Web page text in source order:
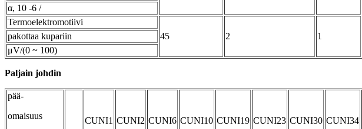
α, 10 -6 /
Termoelektromotiivi
45
2 1
pakottaa kupariin
μV/(0 ~ 100)
Paljain johdin
pää-
omaisuus
CUNI1 CUNI2 CUNI6 CUNI10 CUNI19 CUNI23 CUNI30 CUNI34